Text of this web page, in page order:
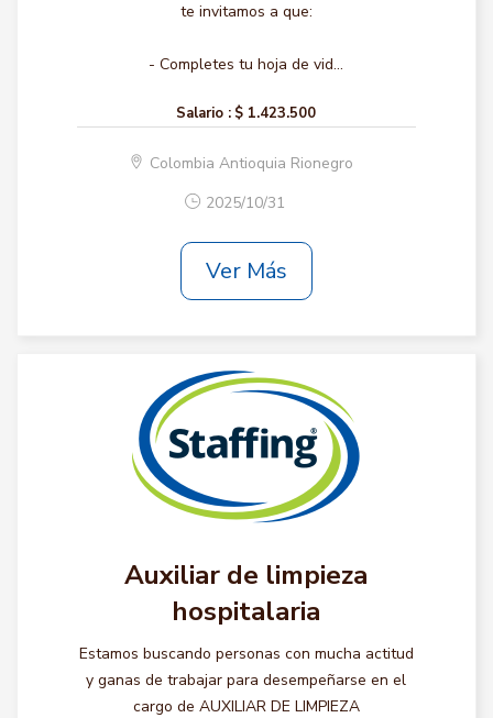
te invitamos a que:
- Completes tu hoja de vid...
Salario : $ 1.423.500
Colombia Antioquia Rionegro
2025/10/31
Ver Más
Auxiliar de limpieza
hospitalaria
Estamos buscando personas con mucha actitud
y ganas de trabajar para desempeñarse en el
cargo de AUXILIAR DE LIMPIEZA